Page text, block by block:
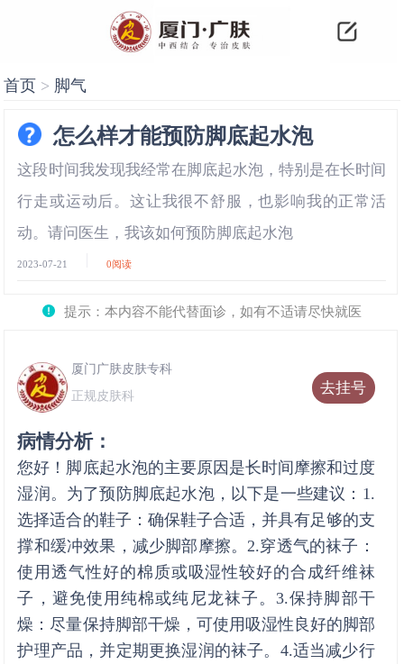
首页 > 脚气
怎么样才能预防脚底起水泡
这段时间我发现我经常在脚底起水泡，特别是在长时间
行走或运动后。这让我很不舒服，也影响我的正常活
动。请问医生，我该如何预防脚底起水泡
2023-07-21 0阅读
提示：本内容不能代替面诊，如有不适请尽快就医
去挂号
厦门广肤皮肤专科
正规皮肤科
病情分析：
您好！脚底起水泡的主要原因是长时间摩擦和过度
湿润。为了预防脚底起水泡，以下是一些建议：1.
选择适合的鞋子：确保鞋子合适，并具有足够的支
撑和缓冲效果，减少脚部摩擦。2.穿透气的袜子：
使用透气性好的棉质或吸湿性较好的合成纤维袜
子，避免使用纯棉或纯尼龙袜子。3.保持脚部干
燥：尽量保持脚部干燥，可使用吸湿性良好的脚部
护理产品，并定期更换湿润的袜子。4.适当减少行